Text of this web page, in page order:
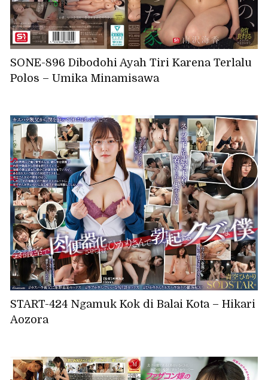
SONE-896 Dibodohi Ayah Tiri Karena Terlalu
Polos – Umika Minamisawa
START-424 Ngamuk Kok di Balai Kota – Hikari
Aozora